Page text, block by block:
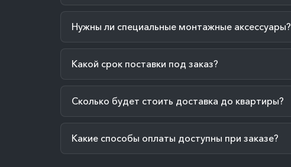
Нужны ли специальные монтажные аксессуары?
Какой срок поставки под заказ?
Сколько будет стоить доставка до квартиры?
Какие способы оплаты доступны при заказе?